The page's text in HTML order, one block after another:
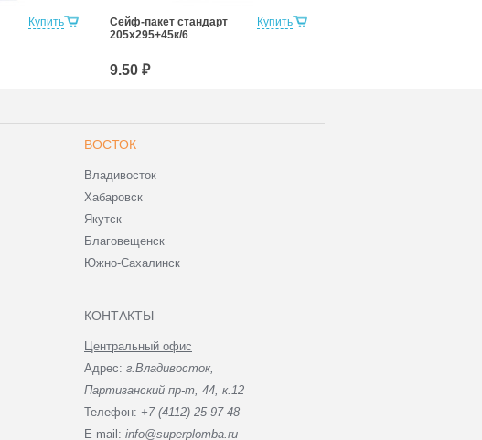
Купить Купить
Сейф-пакет стандарт
205х295+45к/6
9.50 ₽
ВОСТОК
Владивосток
Хабаровск
Якутск
Благовещенск
Южно-Сахалинск
КОНТАКТЫ
Центральный офис
Адрес: г.Владивосток,
Партизанский пр-т, 44, к.12
Телефон: +7 (4112) 25-97-48
E-mail: info@superplomba.ru